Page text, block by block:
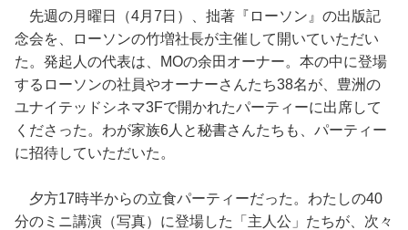
先週の月曜日（4月7日）、拙著『ローソン』の出版記
念会を、ローソンの竹増社長が主催して開いていただい
た。発起人の代表は、MOの余田オーナー。本の中に登場
するローソンの社員やオーナーさんたち38名が、豊洲の
ユナイテッドシネマ3Fで開かれたパーティーに出席して
くださった。わが家族6人と秘書さんたちも、パーティー
に招待していただいた。
夕方17時半からの立食パーティーだった。わたしの40
分のミニ講演（写真）に登場した「主人公」たちが、次々